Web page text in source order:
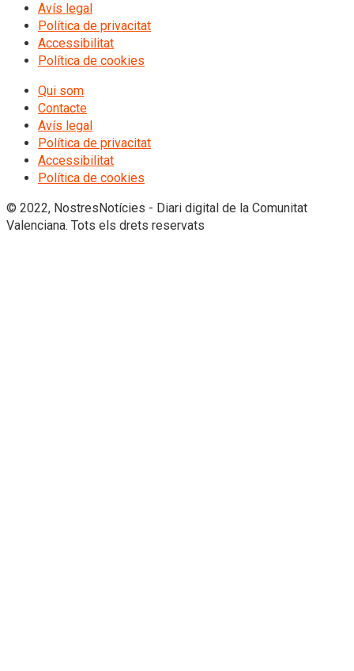
Avís legal
Política de privacitat
Accessibilitat
Política de cookies
Qui som
Contacte
Avís legal
Política de privacitat
Accessibilitat
Política de cookies
© 2022, NostresNotícies - Diari digital de la Comunitat
Valenciana. Tots els drets reservats